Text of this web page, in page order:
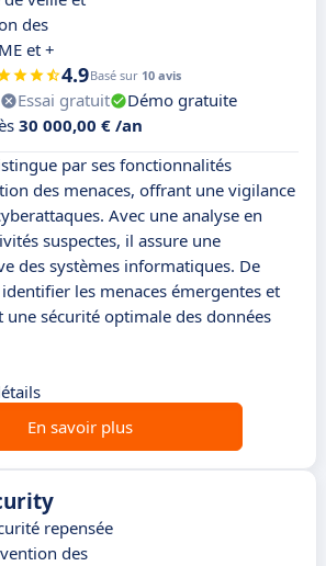
des
et +
4.9Basé sur 10 avis
Essai gratuit
Démo gratuite
30 000,00 € /an
par ses fonctionnalités
des menaces, offrant une vigilance
Avec une analyse en
suspectes, il assure une
des systèmes informatiques. De
les menaces émergentes et
sécurité optimale des données
En savoir plus
repensée
des